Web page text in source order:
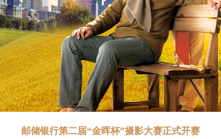
邮储银行第二届“金晖杯”摄影大赛正式开赛